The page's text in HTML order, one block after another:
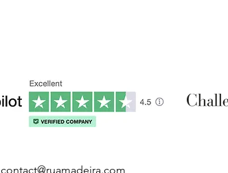
contact@ruamadeira.com